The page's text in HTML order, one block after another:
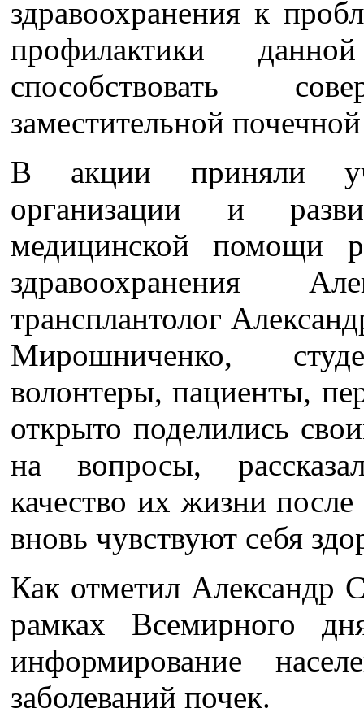
здравоохранения к
профилактики
способствовать
заместительной
В акции приняли
организации и
медицинской помощи
здравоохранения
трансплантолог
Мирошниченко,
волонтеры, пациенты,
открыто поделились
на вопросы,
качество их жизни
вновь чувствуют себя
Как отметил Александр
рамках Всемирного
информирование
заболеваний почек.